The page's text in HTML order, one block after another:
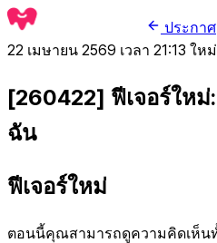
ประกาศ
22 เมษายน 2569 เวลา 21:13 ใหม่
[260422] ฟีเจอร์ให
ฉัน
ฟีเจอร์ใหม่
ตอนนี้คุณสามารถดูความคิดเห็น